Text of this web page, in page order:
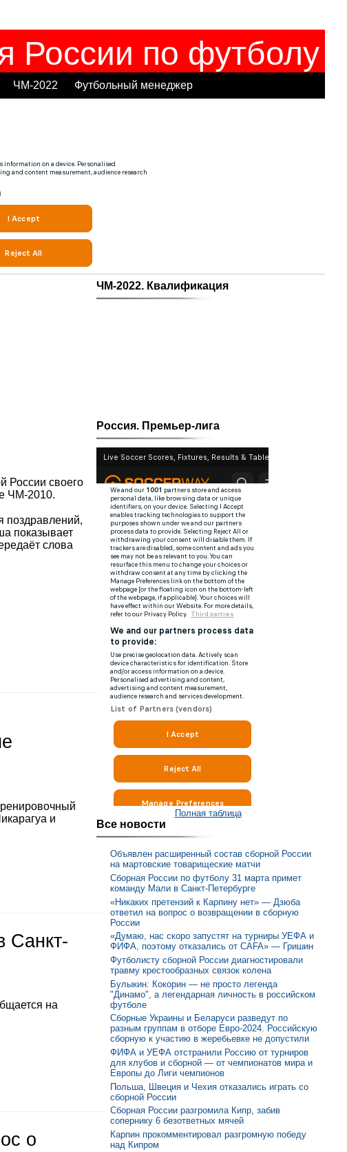
России по футболу
ЧМ-2022 Футбольный менеджер
России своего
ЧМ-2010.
поздравлений,
показывает
слова
и
Санкт-
на
о
ЧМ-2022. Квалификация
Россия. Премьер-лига
Полная таблица
Все новости
Объявлен расширенный состав сборной России
на мартовские товарищеские матчи
Сборная России по футболу 31 марта примет
команду Мали в Санкт-Петербурге
«Никаких претензий к Карпину нет» — Дзюба
ответил на вопрос о возвращении в сборную
России
«Думаю, нас скоро запустят на турниры УЕФА и
ФИФА, поэтому отказались от CAFA» — Гришин
Футболисту сборной России диагностировали
травму крестообразных связок колена
Булыкин: Кокорин — не просто легенда
"Динамо", а легендарная личность в российском
футболе
Сборные Украины и Беларуси разведут по
разным группам в отборе Евро-2024. Российскую
сборную к участию в жеребьевке не допустили
ФИФА и УЕФА отстранили Россию от турниров
для клубов и сборной — от чемпионатов мира и
Европы до Лиги чемпионов
Польша, Швеция и Чехия отказались играть со
сборной России
Сборная России разгромила Кипр, забив
сопернику 6 безответных мячей
Карпин прокомментировал разгромную победу
над Кипром